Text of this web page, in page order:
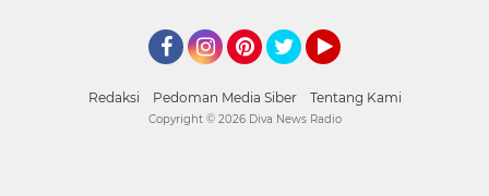
Redaksi Pedoman Media Siber Tentang Kami
Copyright © 2026 Diva News Radio